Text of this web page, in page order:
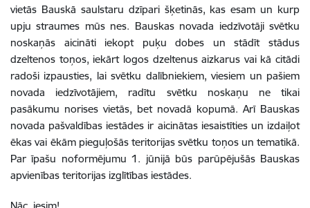
vietās Bauskā saulstaru dzīpari šķetinās, kas esam un kurp
upju straumes mūs nes. Bauskas novada iedzīvotāji svētku
noskaņās aicināti iekopt puķu dobes un stādīt stādus
dzeltenos toņos, iekārt logos dzeltenus aizkarus vai kā citādi
radoši izpausties, lai svētku dalībniekiem, viesiem un pašiem
novada iedzīvotājiem, radītu svētku noskaņu ne tikai
pasākumu norises vietās, bet novadā kopumā. Arī Bauskas
novada pašvaldības iestādes ir aicinātas iesaistīties un izdaiļot
ēkas vai ēkām pieguļošās teritorijas svētku toņos un tematikā.
Par īpašu noformējumu 1. jūnijā būs parūpējušās Bauskas
apvienības teritorijas izglītības iestādes.
Nāc, iesim!